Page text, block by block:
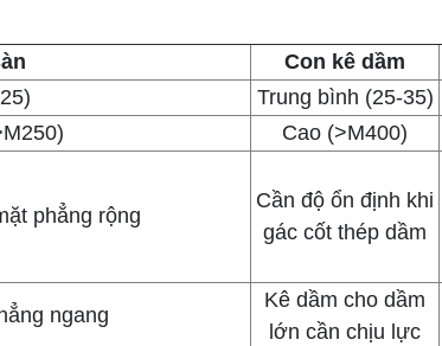
Con kê dầm
Trung bình (25-35)
Cao (>M400)
phẳng rộng
Cần độ ổn định khi
gác cốt thép dầm
ngang
Kê dầm cho dầm
lớn cần chịu lực